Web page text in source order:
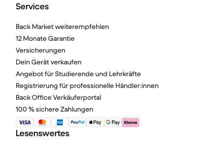
Services
Back Market weiterempfehlen
12 Monate Garantie
Versicherungen
Dein Gerät verkaufen
Angebot für Studierende und Lehrkräfte
Registrierung für professionelle Händler:innen
Back Office Verkäuferportal
100 % sichere Zahlungen
Lesenswertes